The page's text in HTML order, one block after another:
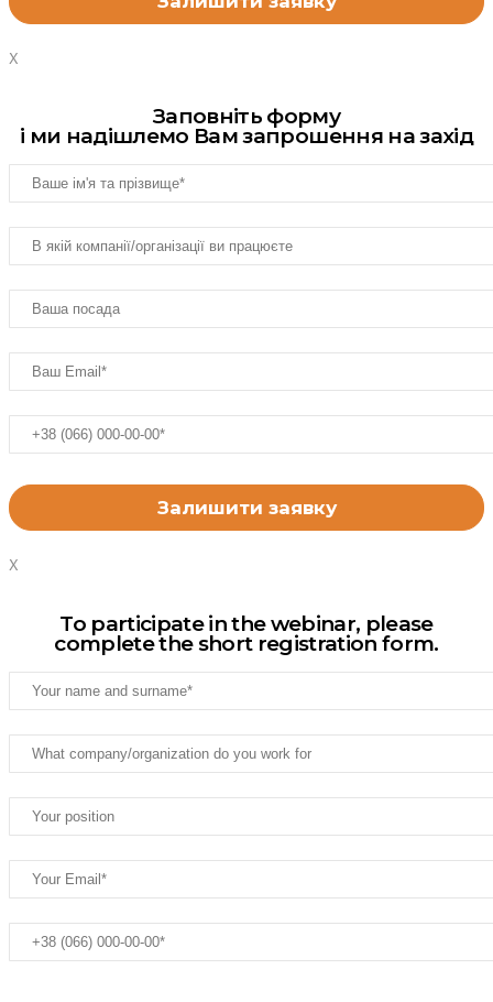
X
Заповніть форму
і ми надішлемо Вам запрошення на захід
X
To participate in the webinar, please
complete the short registration form.